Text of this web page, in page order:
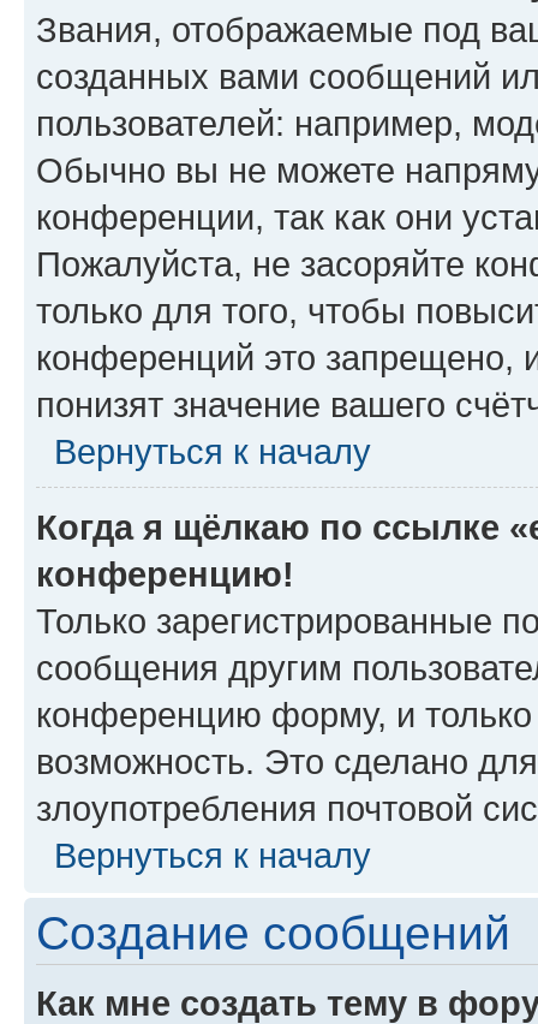
Звания, отображаемые под
созданных вами сообщений
пользователей: например,
Обычно вы не можете
конференции, так как они
Пожалуйста, не засоряйте
только для того, чтобы
конференций это запрещено,
понизят значение вашего
Вернуться к началу
Когда я щёлкаю по ссылке
конференцию!
Только зарегистрированные
сообщения другим
конференцию форму, и
возможность. Это сделано
злоупотребления почтовой
Вернуться к началу
Создание сообщений
Как мне создать тему в